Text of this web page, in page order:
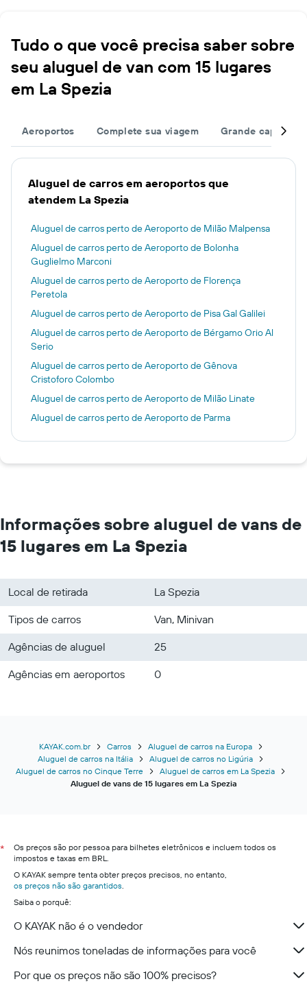
Tudo o que você precisa saber sobre
seu aluguel de van com 15 lugares
em La Spezia
Aeroportos Complete sua viagem Grande
Aluguel de carros em aeroportos que
atendem La Spezia
Aluguel de carros perto de Aeroporto de Milão Malpensa
Aluguel de carros perto de Aeroporto de Bolonha
Guglielmo Marconi
Aluguel de carros perto de Aeroporto de Florença
Peretola
Aluguel de carros perto de Aeroporto de Pisa Gal Galilei
Aluguel de carros perto de Aeroporto de Bérgamo Orio Al
Serio
Aluguel de carros perto de Aeroporto de Gênova
Cristoforo Colombo
Aluguel de carros perto de Aeroporto de Milão Linate
Aluguel de carros perto de Aeroporto de Parma
Informações sobre aluguel de vans de
15 lugares em La Spezia
Local de retirada
La Spezia
Tipos de carros
Van, Minivan
Agências de aluguel
25
Agências em aeroportos
0
KAYAK.com.br Carros
Aluguel de carros na Europa
Aluguel de carros na Itália
Aluguel de carros no Ligúria
Aluguel de carros no Cinque Terre
Aluguel de carros em La Spezia
Aluguel de vans de 15 lugares em La Spezia
*
Os preços são por pessoa para bilhetes eletrônicos e incluem todos os
impostos e taxas em BRL.
O KAYAK sempre tenta obter preços precisos, no entanto,
os preços não são garantidos.
Saiba o porquê:
O KAYAK não é o vendedor
Nós reunimos toneladas de informações para você
Por que os preços não são 100% precisos?